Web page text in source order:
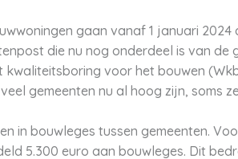
gaan vanaf 1 januari
die nu nog onderdeel is van
kwaliteitsboring voor het bouwen
gemeenten nu al hoog zijn, soms
in bouwleges tussen gemeenten.
5.300 euro aan bouwleges. Dit